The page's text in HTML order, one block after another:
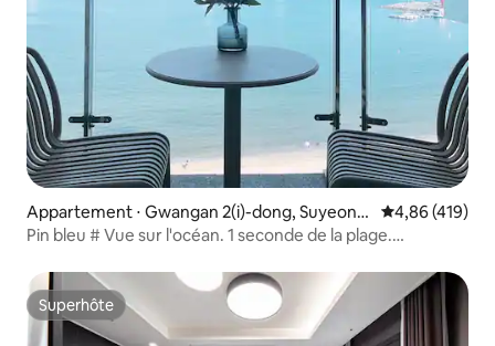
Appartement ⋅ Gwangan 2(i)-dong, Suyeong
-gu
Évaluation
4,86 (419)
Pin bleu # Vue sur l'océan. 1 seconde de la plage.
Superhôte
Superhôte